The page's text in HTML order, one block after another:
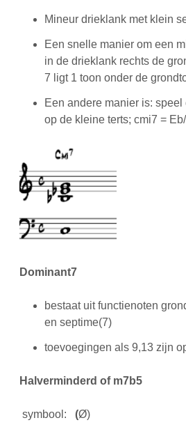
Mineur drieklank met klein
Een snelle manier om een
in de drieklank rechts de
7 ligt 1 toon onder de
Een andere manier is:
op de kleine terts; cmi7 =
Dominant7
bestaat uit functienoten
en septime(7)
toevoegingen als 9,13 zijn
Halverminderd of m7b5
symbool: (Ø)